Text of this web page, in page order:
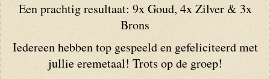
Een prachtig resultaat: 9x Goud, 4x Zilver & 3x
Brons
Iedereen hebben top gespeeld en gefeliciteerd met
jullie eremetaal! Trots op de groep!